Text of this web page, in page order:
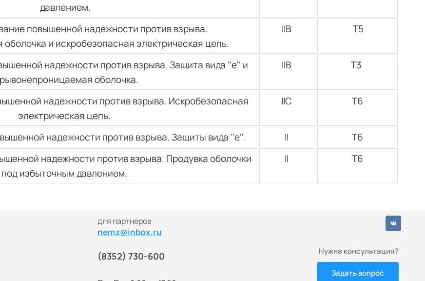
давлением.
повышенной надежности против взрыва.
и искробезопасная электрическая цепь.
IIВ Т5
надежности против взрыва. Защита вида ''е'' и
оболочка.
IIВ Т3
надежности против взрыва. Искробезопасная
электрическая цепь.
IIС Т6
надежности против взрыва. Защиты вида ''е''. II
Т6
надежности против взрыва. Продувка оболочки
под избыточным давлением.
II Т6
для партнеров
nemz@inbox.ru
(8352) 730-600 Нужна консультация?
Задать вопрос